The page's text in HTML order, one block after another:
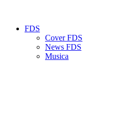
FDS
Cover FDS
News FDS
Musica